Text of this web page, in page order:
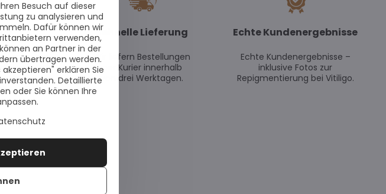
Lager und
Schnelle Lieferung
Wir liefern Bestellungen
per Kurier innerhalb
von drei Werktagen.
Echte Kundenergebnisse
Echte Kundenergebnisse –
inklusive Fotos zur
Repigmentierung bei Vitiligo.
Besuch auf dieser
zu analysieren und
Dafür können wir
verwenden,
an Partner in der
übertragen werden.
erklären Sie
Detaillierte
oder Sie können Ihre